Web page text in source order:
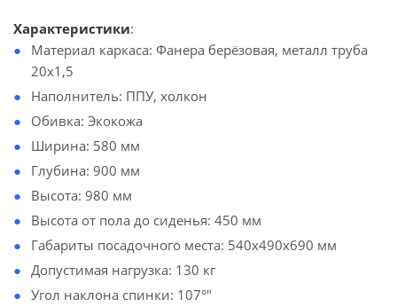
Характеристики:
Материал каркаса: Фанера берёзовая, металл труба
20х1,5
Наполнитель: ППУ, холкон
Обивка: Экокожа
Ширина: 580 мм
Глубина: 900 мм
Высота: 980 мм
Высота от пола до сиденья: 450 мм
Габариты посадочного места: 540х490х690 мм
Допустимая нагрузка: 130 кг
Угол наклона спинки: 107°"